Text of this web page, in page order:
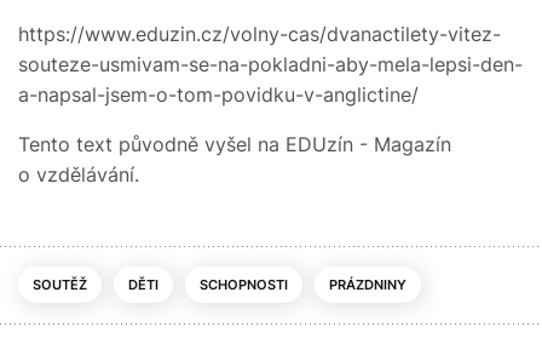
https://www.eduzin.cz/volny-cas/dvanactilety-vitez-
souteze-usmivam-se-na-pokladni-aby-mela-lepsi-den-
a-napsal-jsem-o-tom-povidku-v-anglictine/
Tento text původně vyšel na EDUzín - Magazín
o vzdělávání.
SOUTĚŽ DĚTI SCHOPNOSTI PRÁZDNINY